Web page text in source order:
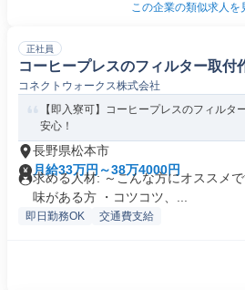
この企業の類似求人を
正社員
コーヒープレスのフィルター取付
コネクトウォークス株式会社
【即入寮可】コーヒープレスのフィルタ
安心！
長野県松本市
月給33万円～38万4000円
求める人材: ～こんな方にオススメ
味がある方 ・コツコツ、...
即日勤務OK 交通費支給